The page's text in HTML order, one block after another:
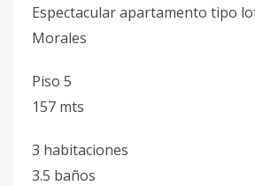
Espectacular apartamento tipo
Morales
Piso 5
157 mts
3 habitaciones
3.5 baños